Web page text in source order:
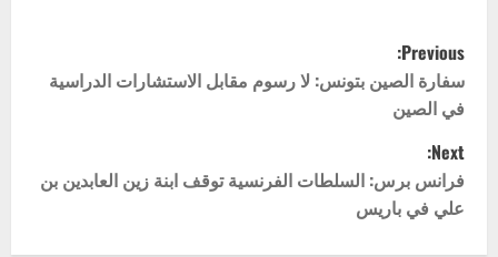
P
o
s
t
n
Previous:
سفارة الصين بتونس: لا رسوم مقابل الاستشارات الدراسية
في الصين
Next:
فرانس برس: السلطات الفرنسية توقف ابنة زين العابدين بن
علي في باريس